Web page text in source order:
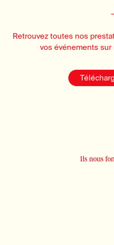
Retrouvez toutes nos
vos événements
Ils nous